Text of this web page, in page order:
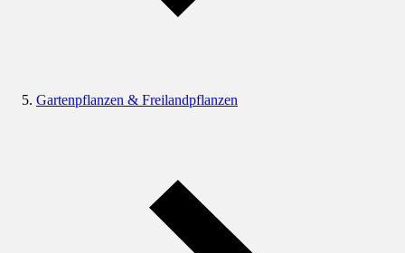
Gartenpflanzen & Freilandpflanzen